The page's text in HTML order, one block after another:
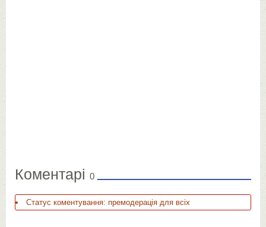
Коментарі 0
Статус коментування: премодерація для всіх